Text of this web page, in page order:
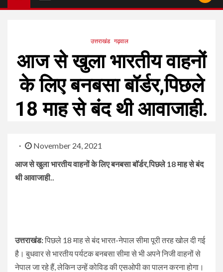
उत्तराखंड गढ़वाल
आज से खुला भारतीय वाहनों
के लिए बनबसा बॉर्डर,पिछले
18 माह से बंद थी आवाजाही.
November 24, 2021
आज से खुला भारतीय वाहनों के लिए बनबसा बॉर्डर,पिछले 18 माह से बंद
थी आवाजाही..
उत्तराखंड:पिछले 18 माह से बंद भारत-नेपाल सीमा पूरी तरह खोल दी गई
है। बुधवार से भारतीय पर्यटक बनबसा सीमा से भी अपने निजी वाहनों से
नेपाल जा रहे हैं, लेकिन उन्हें कोविड की एसओपी का पालन करना होगा।